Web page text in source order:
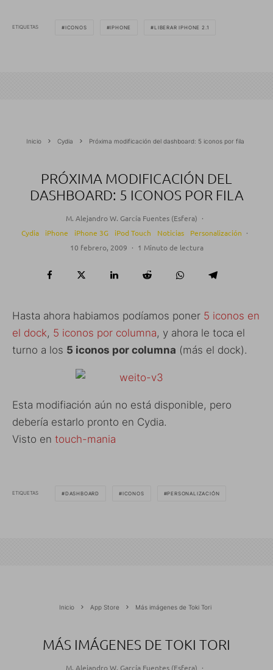
ETIQUETAS ICONOS IPHONE LIBERAR IPHONE 2.1
Inicio Cydia Próxima modificación del dashboard: 5 iconos por fila
PRÓXIMA MODIFICACIÓN DEL
DASHBOARD: 5 ICONOS POR FILA
M. Alejandro W. García Fuentes (Esfera) ·
Cydia
iPhone iPhone 3G iPod Touch Noticias Personalización ·
10 febrero, 2009 · 1 Minuto de lectura
Hasta ahora habiamos podíamos poner 5 iconos en
el dock, 5 iconos por columna, y ahora le toca el
turno a los 5 iconos por columna (más el dock).
Esta modifiación aún no está disponible, pero
debería estarlo pronto en Cydia.
Visto en touch-mania
ETIQUETAS DASHBOARD ICONOS PERSONALIZACIÓN
Inicio App Store Más imágenes de Toki Tori
MÁS IMÁGENES DE TOKI TORI
M. Alejandro W. García Fuentes (Esfera) ·